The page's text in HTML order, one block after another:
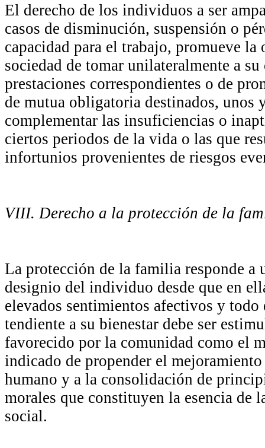
El derecho de los individuos a ser
casos de disminución, suspensión o
capacidad para el trabajo, promueve
sociedad de tomar unilateralmente a su
prestaciones correspondientes o de
de mutua obligatoria destinados, unos
complementar las insuficiencias o
ciertos periodos de la vida o las que
infortunios provenientes de riesgos
VIII. Derecho a la protección de la
La protección de la familia responde a
designio del individuo desde que en
elevados sentimientos afectivos y todo
tendiente a su bienestar debe ser
favorecido por la comunidad como el
indicado de propender el
humano y a la consolidación de
morales que constituyen la esencia de
social.